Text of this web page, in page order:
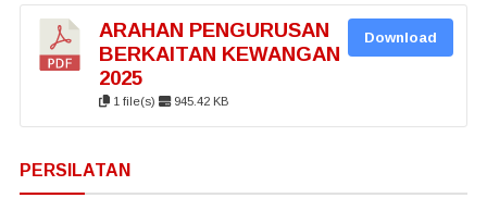
ARAHAN PENGURUSAN
BERKAITAN KEWANGAN
2025
1 file(s) 945.42 KB
Download
PERSILATAN